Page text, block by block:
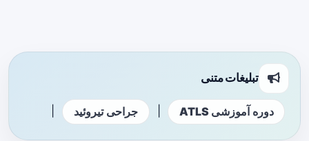
تبلیغات متنی
دوره آموزشی ATLS جراحی تیروئید